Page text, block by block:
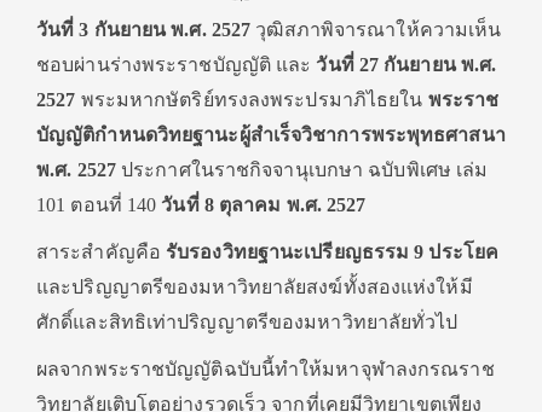
วันที่ 3 กันยายน พ.ศ. 2527 วุฒิสภาพิจารณาให้ความเห็น
ชอบผ่านร่างพระราชบัญญัติ และ วันที่ 27 กันยายน พ.ศ.
2527 พระมหากษัตริย์ทรงลงพระปรมาภิไธยใน พระราช
บัญญัติกำหนดวิทยฐานะผู้สำเร็จวิชาการพระพุทธศาสนา
พ.ศ. 2527ประกาศในราชกิจจานุเบกษา ฉบับพิเศษ เล่ม
101 ตอนที่ 140 วันที่ 8 ตุลาคม พ.ศ. 2527
สาระสำคัญคือ รับรองวิทยฐานะเปรียญธรรม 9 ประโยค
และปริญญาตรีของมหาวิทยาลัยสงฆ์ทั้งสองแห่งให้มี
ศักดิ์และสิทธิเท่าปริญญาตรีของมหาวิทยาลัยทั่วไป
ผลจากพระราชบัญญัติฉบับนี้ทำให้มหาจุฬาลงกรณราช
วิทยาลัยเติบโตอย่างรวดเร็ว จากที่เคยมีวิทยาเขตเพียง